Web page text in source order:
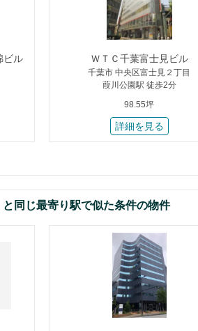
ビル ＷＴＣ千葉富士見ビル
千葉市 中央区富士見２丁目
葭川公園駅 徒歩2分
98.55坪
詳細を見る
同じ最寄り駅で似た条件の物件